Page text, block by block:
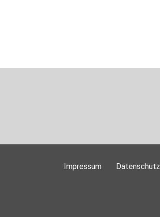
Impressum Datenschutz